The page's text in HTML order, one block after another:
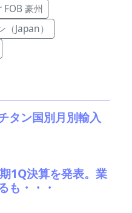
豪州
Japan）
タン国別月別輸入
1Q決算を発表。業
も・・・